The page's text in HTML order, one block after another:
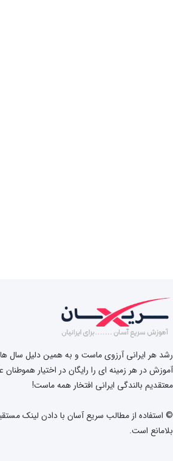
رشد هر ایرانی آرزوی ماست و به همین دلیل سال
آموزش در هر زمینه ای را رایگان در اختیار هموطنان
معتقدیم بالندگی ایرانی افتخار همه ماست!
© استفاده از مطالب سریع آسان با دادن لینک
بلامانع است.